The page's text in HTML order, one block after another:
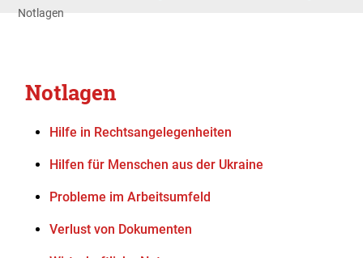
Notlagen
Notlagen
Hilfe in Rechtsangelegenheiten
Hilfen für Menschen aus der Ukraine
Probleme im Arbeitsumfeld
Verlust von Dokumenten